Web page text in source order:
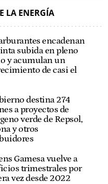
LA ENERGÍA
encadenan
subida en pleno
y acumulan un
de casi el
destina 274
a proyectos de
verde de Repsol,
y otros
Gamesa vuelve a
trimestrales por
vez desde 2022